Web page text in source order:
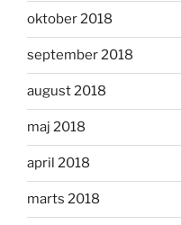
oktober 2018
september 2018
august 2018
maj 2018
april 2018
marts 2018